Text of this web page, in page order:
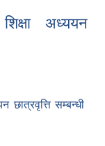
अध्ययन
छात्रवृत्ति सम्बन्धी